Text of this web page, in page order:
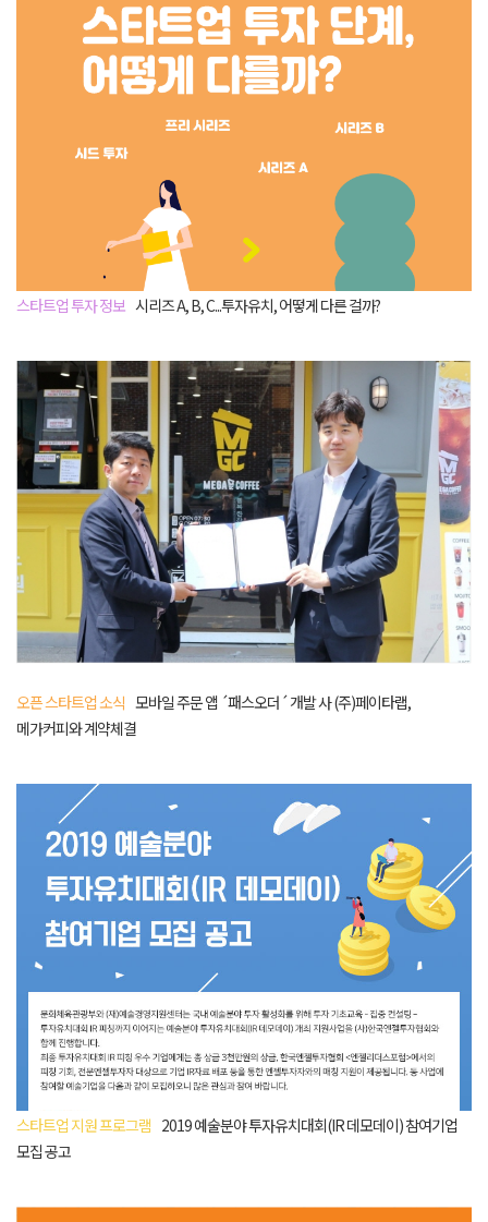
스타트업 투자 정보 시리즈 A, B, C...투자유치, 어떻게 다른 걸까?
오픈 스타트업 소식 모바일 주문 앱 ´패스오더´ 개발 사 (주)페이타랩,
메가커피와 계약체결
스타트업 지원 프로그램 2019 예술분야 투자유치대회(IR 데모데이) 참여기업
모집 공고